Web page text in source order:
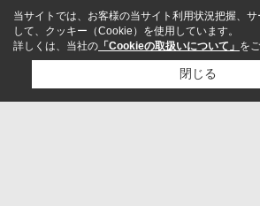
当サイトでは、お客様の当サイト利用状況把握、
して、クッキー（Cookie）を使用しています。
詳しくは、当社の 「Cookieの取扱いについて」 を
閉じる